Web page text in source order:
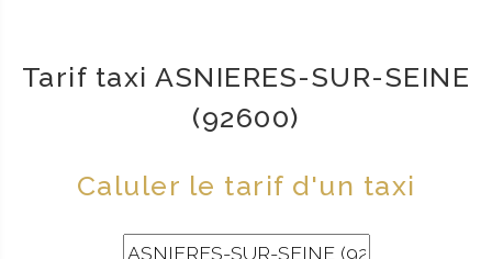
Tarif taxi ASNIERES-SUR-SEINE
(92600)
Caluler le tarif d'un taxi